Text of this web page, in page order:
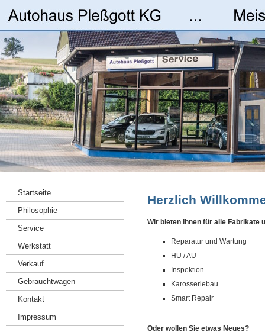
Startseite
Philosophie
Service
Werkstatt
Verkauf
Gebrauchtwagen
Kontakt
Impressum
Herzlich
Wir bieten Ihnen für alle Fabrikate
Reparatur und Wartung
HU / AU
Inspektion
Karosseriebau
Smart Repair
Oder wollen Sie etwas Neues?